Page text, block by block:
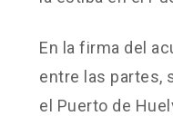
En la firma del
entre las partes,
el Puerto de